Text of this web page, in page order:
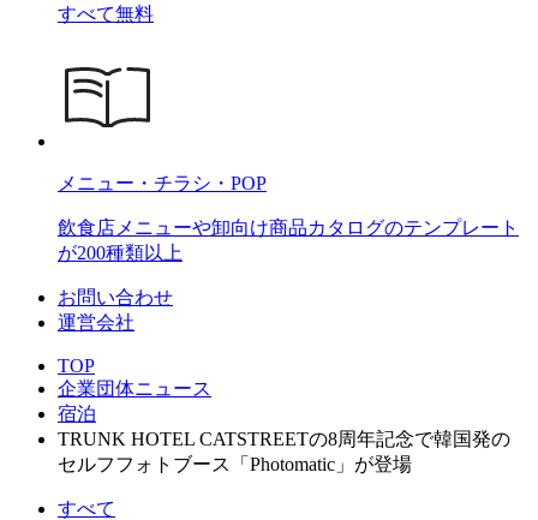
すべて無料
メニュー・チラシ・POP
飲食店メニューや卸向け商品カタログのテンプレート
が200種類以上
お問い合わせ
運営会社
TOP
企業団体ニュース
宿泊
TRUNK HOTEL CATSTREETの8周年記念で韓国発の
セルフフォトブース「Photomatic」が登場
すべて